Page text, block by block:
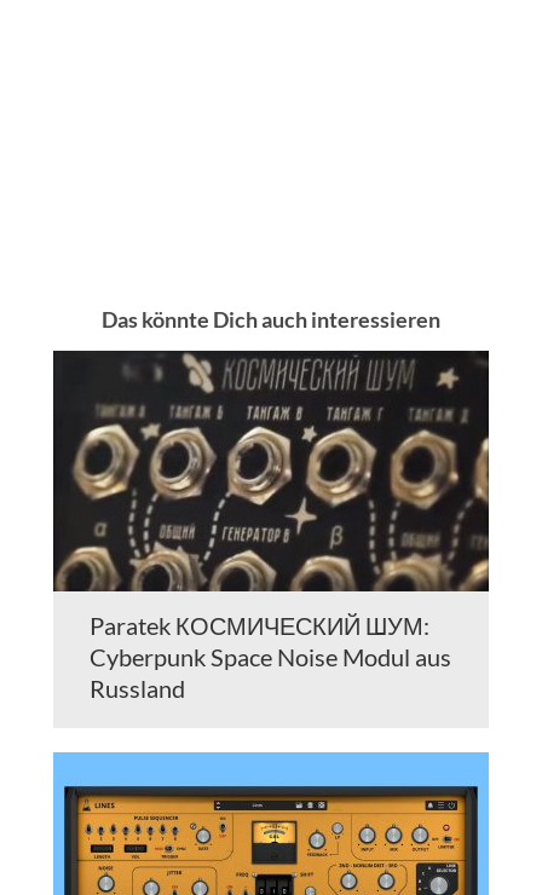
Das könnte Dich auch interessieren
Paratek КОСМИЧЕСКИЙ ШУМ:
Cyberpunk Space Noise Modul aus
Russland